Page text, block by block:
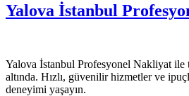
Yalova İstanbul
Yalova İstanbul Profesyonel Nakliyat ile
altında. Hızlı, güvenilir hizmetler ve
deneyimi yaşayın.